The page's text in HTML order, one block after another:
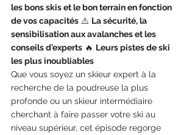
les bons skis et le bon terrain en fonction
de vos capacités ⚠️ La sécurité, la
sensibilisation aux avalanches et les
conseils d'experts 🔥 Leurs pistes de ski
les plus inoubliables
Que vous soyez un skieur expert à la
recherche de la poudreuse la plus
profonde ou un skieur intermédiaire
cherchant à faire passer votre ski au
niveau supérieur, cet épisode regorge